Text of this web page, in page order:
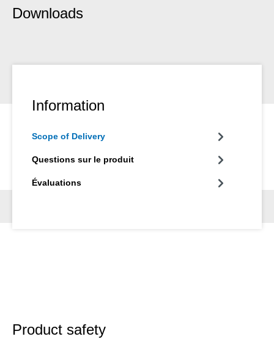
industriels tels que la construction de récipients et d‘appareils, la
Downloads
Information
Scope of Delivery
Questions sur le produit
Évaluations
Product safety